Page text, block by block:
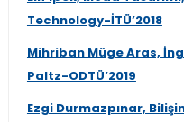
Technology-İTÜ’2018
Mihriban Müge Aras,
Paltz-ODTÜ’2019
Ezgi Durmazpınar,